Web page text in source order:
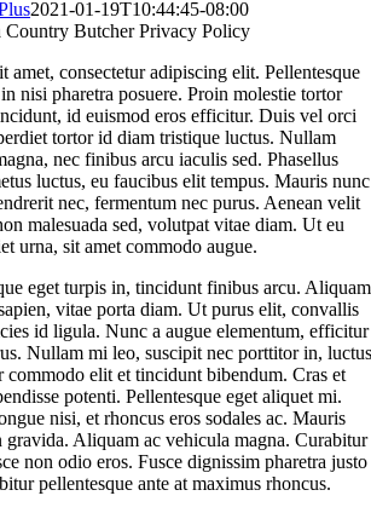
2021-01-19T10:44:45-08:00
Country Butcher Privacy Policy
amet, consectetur adipiscing elit. Pellentesque
nisi pharetra posuere. Proin molestie tortor
id euismod eros efficitur. Duis vel orci
tortor id diam tristique luctus. Nullam
nec finibus arcu iaculis sed. Phasellus
luctus, eu faucibus elit tempus. Mauris nunc
nec, fermentum nec purus. Aenean velit
malesuada sed, volutpat vitae diam. Ut eu
urna, sit amet commodo augue.
eget turpis in, tincidunt finibus arcu. Aliquam
vitae porta diam. Ut purus elit, convallis
id ligula. Nunc a augue elementum, efficitur
Nullam mi leo, suscipit nec porttitor in, luctus
commodo elit et tincidunt bibendum. Cras et
potenti. Pellentesque eget aliquet mi.
nisi, et rhoncus eros sodales ac. Mauris
gravida. Aliquam ac vehicula magna. Curabitur
non odio eros. Fusce dignissim pharetra justo
pellentesque ante at maximus rhoncus.